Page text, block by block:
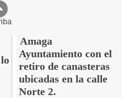
Amaga
Ayuntamiento con el
retiro de canasteras
ubicadas en la calle
Norte 2.